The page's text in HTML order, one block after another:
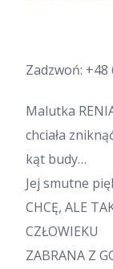
Zadzwoń: +48
Malutka
chciała
kąt budy…
Jej smutne
CHCĘ, ALE
CZŁOWIEKU
ZABRANA Z